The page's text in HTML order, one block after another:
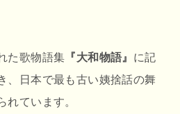
た歌物語集 『大和物語』 に記
、日本で最も古い姨捨話の舞
れています。